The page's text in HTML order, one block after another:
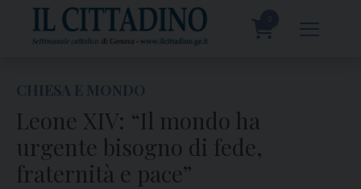
content
Leone XIV: “Il mondo ha
urgente bisogno di fede,
fraternità e pace”